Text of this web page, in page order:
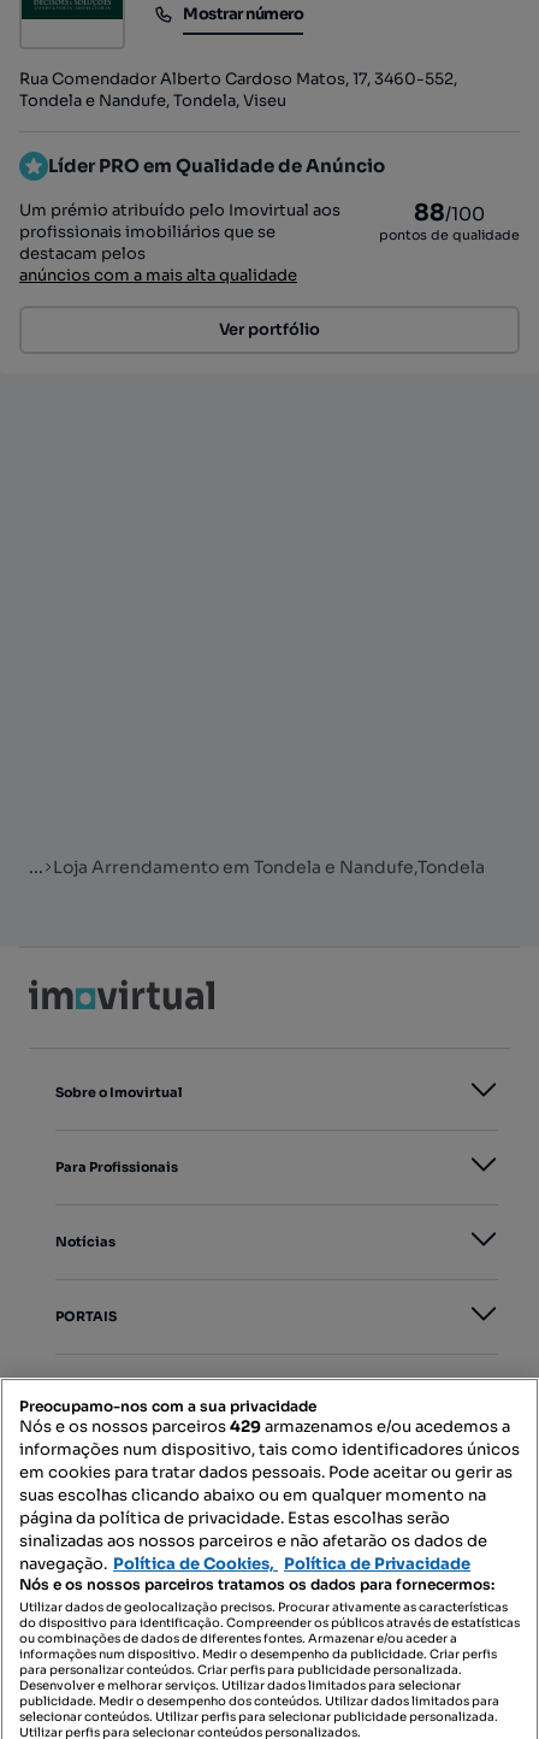
Mostrar número
Mostrar número
Rua Comendador Alberto Cardoso Matos, 17, 3460-552,
Tondela e Nandufe, Tondela, Viseu
Líder PRO em Qualidade de Anúncio
Um prémio atribuído pelo Imovirtual aos
profissionais imobiliários que se
destacam pelos
anúncios com a mais alta qualidade
88/100
pontos de qualidade
Ver portfólio
... Loja Arrendamento em Tondela e Nandufe,Tondela
Sobre o Imovirtual
Para Profissionais
Notícias
PORTAIS
Contacte-nos
SIGA-NOS:
DESCARREGAR NA:
Preocupamo-nos com a sua privacidade
Nós e os nossos parceiros429armazenamos e/ou acedemos a
informações num dispositivo, tais como identificadores únicos
em cookies para tratar dados pessoais. Pode aceitar ou gerir as
suas escolhas clicando abaixo ou em qualquer momento na
página da política de privacidade. Estas escolhas serão
sinalizadas aos nossos parceiros e não afetarão os dados de
navegação. Política de Cookies, Política de Privacidade
Nós e os nossos parceiros tratamos os dados para fornecermos:
Utilizar dados de geolocalização precisos. Procurar ativamente as características
do dispositivo para identificação. Compreender os públicos através de estatísticas
ou combinações de dados de diferentes fontes. Armazenar e/ou aceder a
informações num dispositivo. Medir o desempenho da publicidade. Criar perfis
para personalizar conteúdos. Criar perfis para publicidade personalizada.
Desenvolver e melhorar serviços. Utilizar dados limitados para selecionar
publicidade. Medir o desempenho dos conteúdos. Utilizar dados limitados para
selecionar conteúdos. Utilizar perfis para selecionar publicidade personalizada.
Utilizar perfis para selecionar conteúdos personalizados.